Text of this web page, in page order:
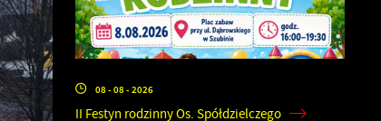
08 - 08 - 2026
II Festyn rodzinny Os. Spółdzielczego